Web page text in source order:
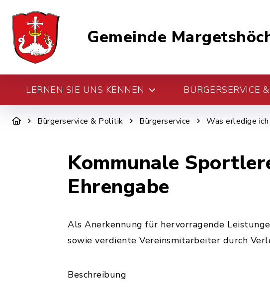
Gemeinde
LERNEN SIE UNS KENNEN BÜRGERSERVICE
Bürgerservice & Politik Bürgerservice Was erledige
Kommunale
Ehrengabe
Als Anerkennung für hervorragende
sowie verdiente Vereinsmitarbeiter durch
Beschreibung